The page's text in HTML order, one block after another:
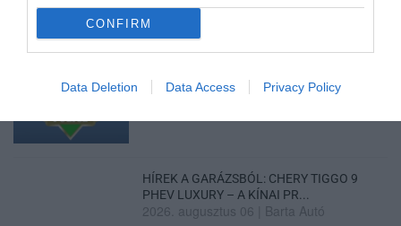
CONFIRM
Data Deletion Data Access Privacy Policy
MENTŐK IS A HELYSZÍNRE ÉRKE...
HÍREK A GARÁZSBÓL: CHERY TIGGO 9
PHEV LUXURY – A KÍNAI PR...
2026. augusztus 06 Barta Autó